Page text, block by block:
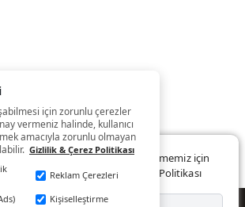
daha iyi ve kaliteli hizmet sunabilmemiz için
Detaylar:Gizlilik ve Çerez Politikası
© Copyright 2022 - 2025
için zorunlu çerezler
vermeniz halinde, kullanıcı
amacıyla zorunlu olmayan
Gizlilik & Çerez Politikası
Reklam Çerezleri
Kişiselleştirme